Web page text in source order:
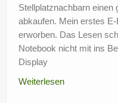
Stellplatznachbarn einen
abkaufen. Mein erstes
erworben. Das Lesen
Notebook nicht mit ins
Display
Weiterlesen